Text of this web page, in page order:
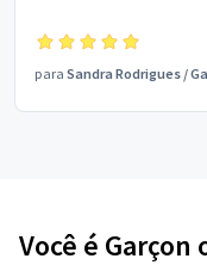
para Sandra Rodrigues /
Você é Garçon